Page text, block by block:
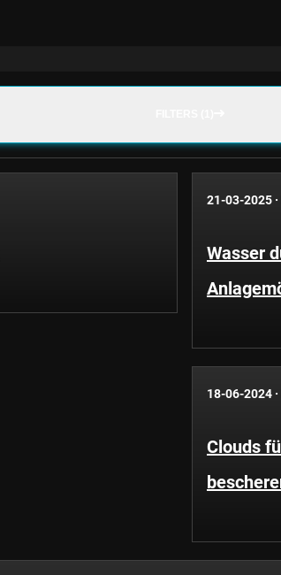
21-03-2025 ·
Wasser
18-06-2024 ·
Clouds